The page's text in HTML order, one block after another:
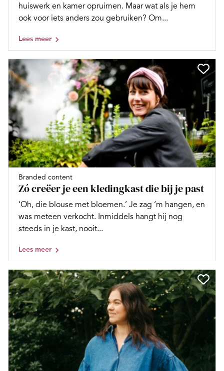
huiswerk en kamer opruimen. Maar wat als je hem
ook voor iets anders zou gebruiken? Om...
Lees meer
Branded content
Zó creëer je een kledingkast die bij je past
‘Oh, die blouse met bloemen.’ Je zag ‘m hangen, en
was meteen verkocht. Inmiddels hangt hij nog
steeds in je kast, nooit...
Lees meer